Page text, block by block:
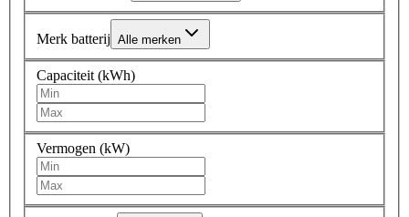
Merk batterij Alle merken
Capaciteit (kWh)
Vermogen (kW)